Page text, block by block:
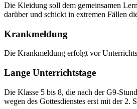
Die Kleidung soll dem gemeinsamen
darüber und schickt in extremen Fällen
Krankmeldung
Die Krankmeldung erfolgt vor
Lange Unterrichtstage
Die Klasse 5 bis 8, die nach der G9-
wegen des Gottesdienstes erst mit der